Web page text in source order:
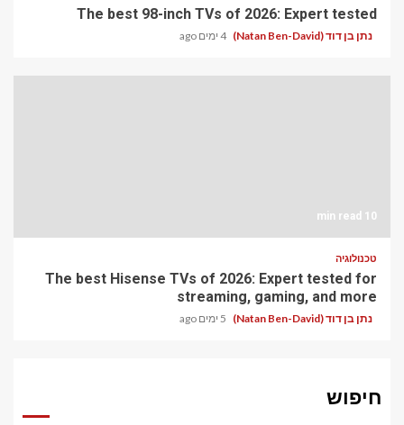
The best 98-inch TVs of 2026: Expert tested
נתן בן דוד (Natan Ben-David) 4 ימים ago
10 min read
טכנולוגיה
The best Hisense TVs of 2026: Expert tested for
streaming, gaming, and more
נתן בן דוד (Natan Ben-David) 5 ימים ago
חיפוש